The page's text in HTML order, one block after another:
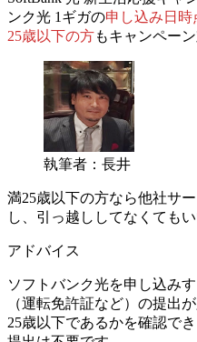
ンク光 1ギガの申し込み日時
25歳以下の方もキャンペー
執筆者：長井
満25歳以下の方なら他社サ
し、引っ越ししてなくてもい
アドバイス
ソフトバンク光を申し込み
（運転免許証など）の提出
25歳以下であるかを確認で